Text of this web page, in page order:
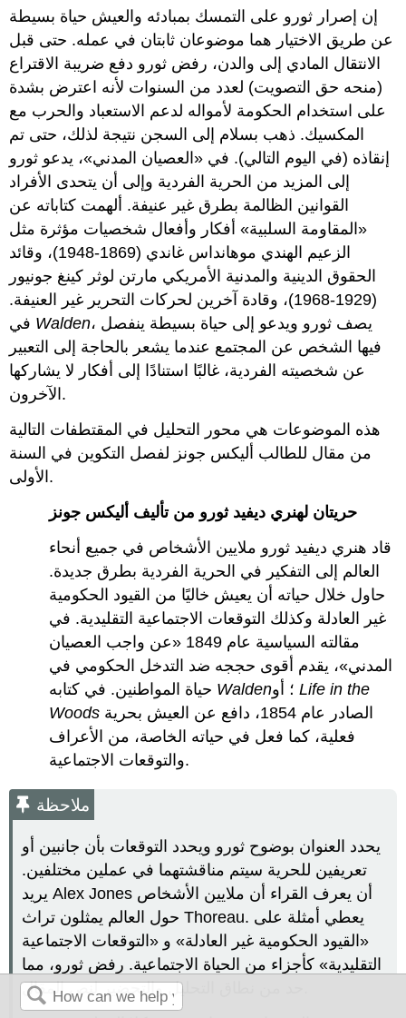
إن إصرار ثورو على التمسك بمبادئه والعيش حياة بسيطة
عن طريق الاختيار هما موضوعان ثابتان في عمله. حتى قبل
الانتقال المادي إلى والدن، رفض ثورو دفع ضريبة الاقتراع
(منحه حق التصويت) لعدد من السنوات لأنه اعترض بشدة
على استخدام الحكومة لأمواله لدعم الاستعباد والحرب مع
المكسيك. ذهب بسلام إلى السجن نتيجة لذلك، حتى تم
إنقاذه (في اليوم التالي). في «العصيان المدني»، يدعو ثورو
إلى المزيد من الحرية الفردية وإلى أن يتحدى الأفراد
القوانين الظالمة بطرق غير عنيفة. ألهمت كتاباته عن
«المقاومة السلبية» أفكار وأفعال شخصيات مؤثرة مثل
الزعيم الهندي موهانداس غاندي (1869-1948)، وقائد
الحقوق الدينية والمدنية الأمريكي مارتن لوثر كينغ جونيور
(1929-1968)، وقادة آخرين لحركات التحرير غير العنيفة.
Walden، يصف ثورو ويدعو إلى حياة بسيطة ينفصل
فيها الشخص عن المجتمع عندما يشعر بالحاجة إلى التعبير
عن شخصيته الفردية، غالبًا استنادًا إلى أفكار لا يشاركها
الآخرون.
هذه الموضوعات هي محور التحليل في المقتطفات التالية
من مقال للطالب أليكس جونز لفصل التكوين في السنة
الأولى.
حريتان لهنري ديفيد ثورو من تأليف أليكس جونز
قاد هنري ديفيد ثورو ملايين الأشخاص في جميع أنحاء
العالم إلى التفكير في الحرية الفردية بطرق جديدة.
حاول خلال حياته أن يعيش خاليًا من القيود الحكومية
غير العادلة وكذلك التوقعات الاجتماعية التقليدية. في
مقالته السياسية عام 1849 «عن واجب العصيان
المدني»، يقدم أقوى حججه ضد التدخل الحكومي في
Walden ؛ أوLife in the
Woods
فعلية، كما فعل في حياته الخاصة، من الأعراف
والتوقعات الاجتماعية.
ملاحظة
يحدد العنوان بوضوح ثورو ويحدد التوقعات بأن جانبين أو
تعريفين للحرية سيتم مناقشتهما في عملين مختلفين.
يريد Alex Jones أن يعرف القراء أن ملايين الأشخاص
حول العالم يمثلون تراث Thoreau. يعطي أمثلة على
«القيود الحكومية غير العادلة» و «التوقعات الاجتماعية
التقليدية» كأجزاء من الحياة الاجتماعية. رفض ثورو، مما